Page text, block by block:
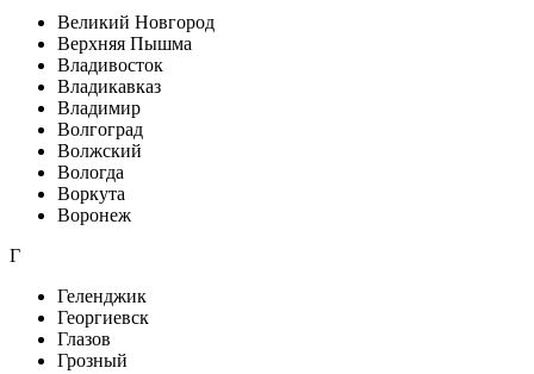
Великий Новгород
Верхняя Пышма
Владивосток
Владикавказ
Владимир
Волгоград
Волжский
Вологда
Воркута
Воронеж
Г
Геленджик
Георгиевск
Глазов
Грозный